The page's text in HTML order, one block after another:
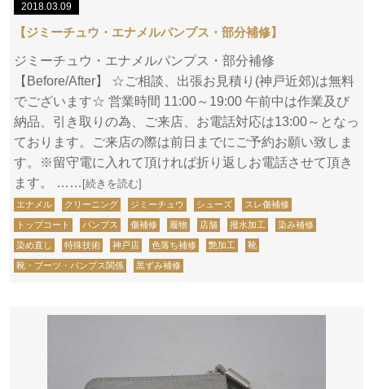
2018.03.09
【ジミーチュウ・エナメルパンプス・部分補修】
ジミーチュウ・エナメルパンプス・部分補修
【Before/After】 ☆ご相談、出張お見積り(神戸近郊)は無料
でございます☆ 営業時間 11:00～19:00 午前中は作業及び
納品、引き取りの為、ご来店、お電話対応は13:00～となっ
ております。ご来店の際は前日までにご予約お願い致しま
す。※留守電に入れて頂ければ折り返しお電話させて頂き
ます。 …… [続きを読む]
エナメル クリーニング ジミーチュウ シューズ スレ傷補修
トップコート パンプス 傷補修 履物 店舗 撥水加工 染み補修
染め直し 特殊技術 神戸店 色落ち補修 艶加工 靴
靴・ブーツ・パンプス関係 黒ずみ補修